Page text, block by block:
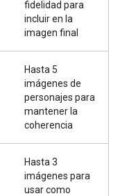
fidelidad para
incluir en la
imagen final
Hasta 5
imágenes de
personajes para
mantener la
coherencia
Hasta 3
imágenes para
usar como